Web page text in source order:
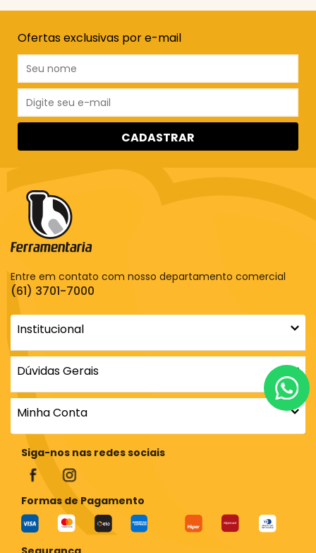
Ofertas exclusivas por e-mail
CADASTRAR
Entre em contato com nosso departamento comercial
(61) 3701-7000
Institucional
Dúvidas Gerais
Minha Conta
Siga-nos nas redes sociais
Formas de Pagamento